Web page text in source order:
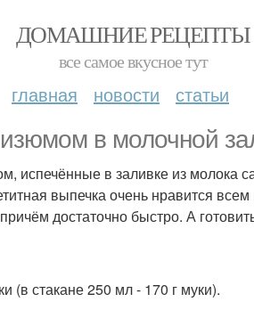
ДОМАШНИЕ РЕЦЕПТЫ
все самое вкусное тут
главная новости статьи
в молочной
испечённые в заливке из молока
выпечка очень нравится
достаточно быстро. А
(в стакане 250 мл - 170 г муки).